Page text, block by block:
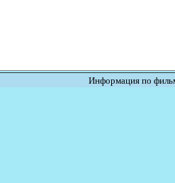
Информация по